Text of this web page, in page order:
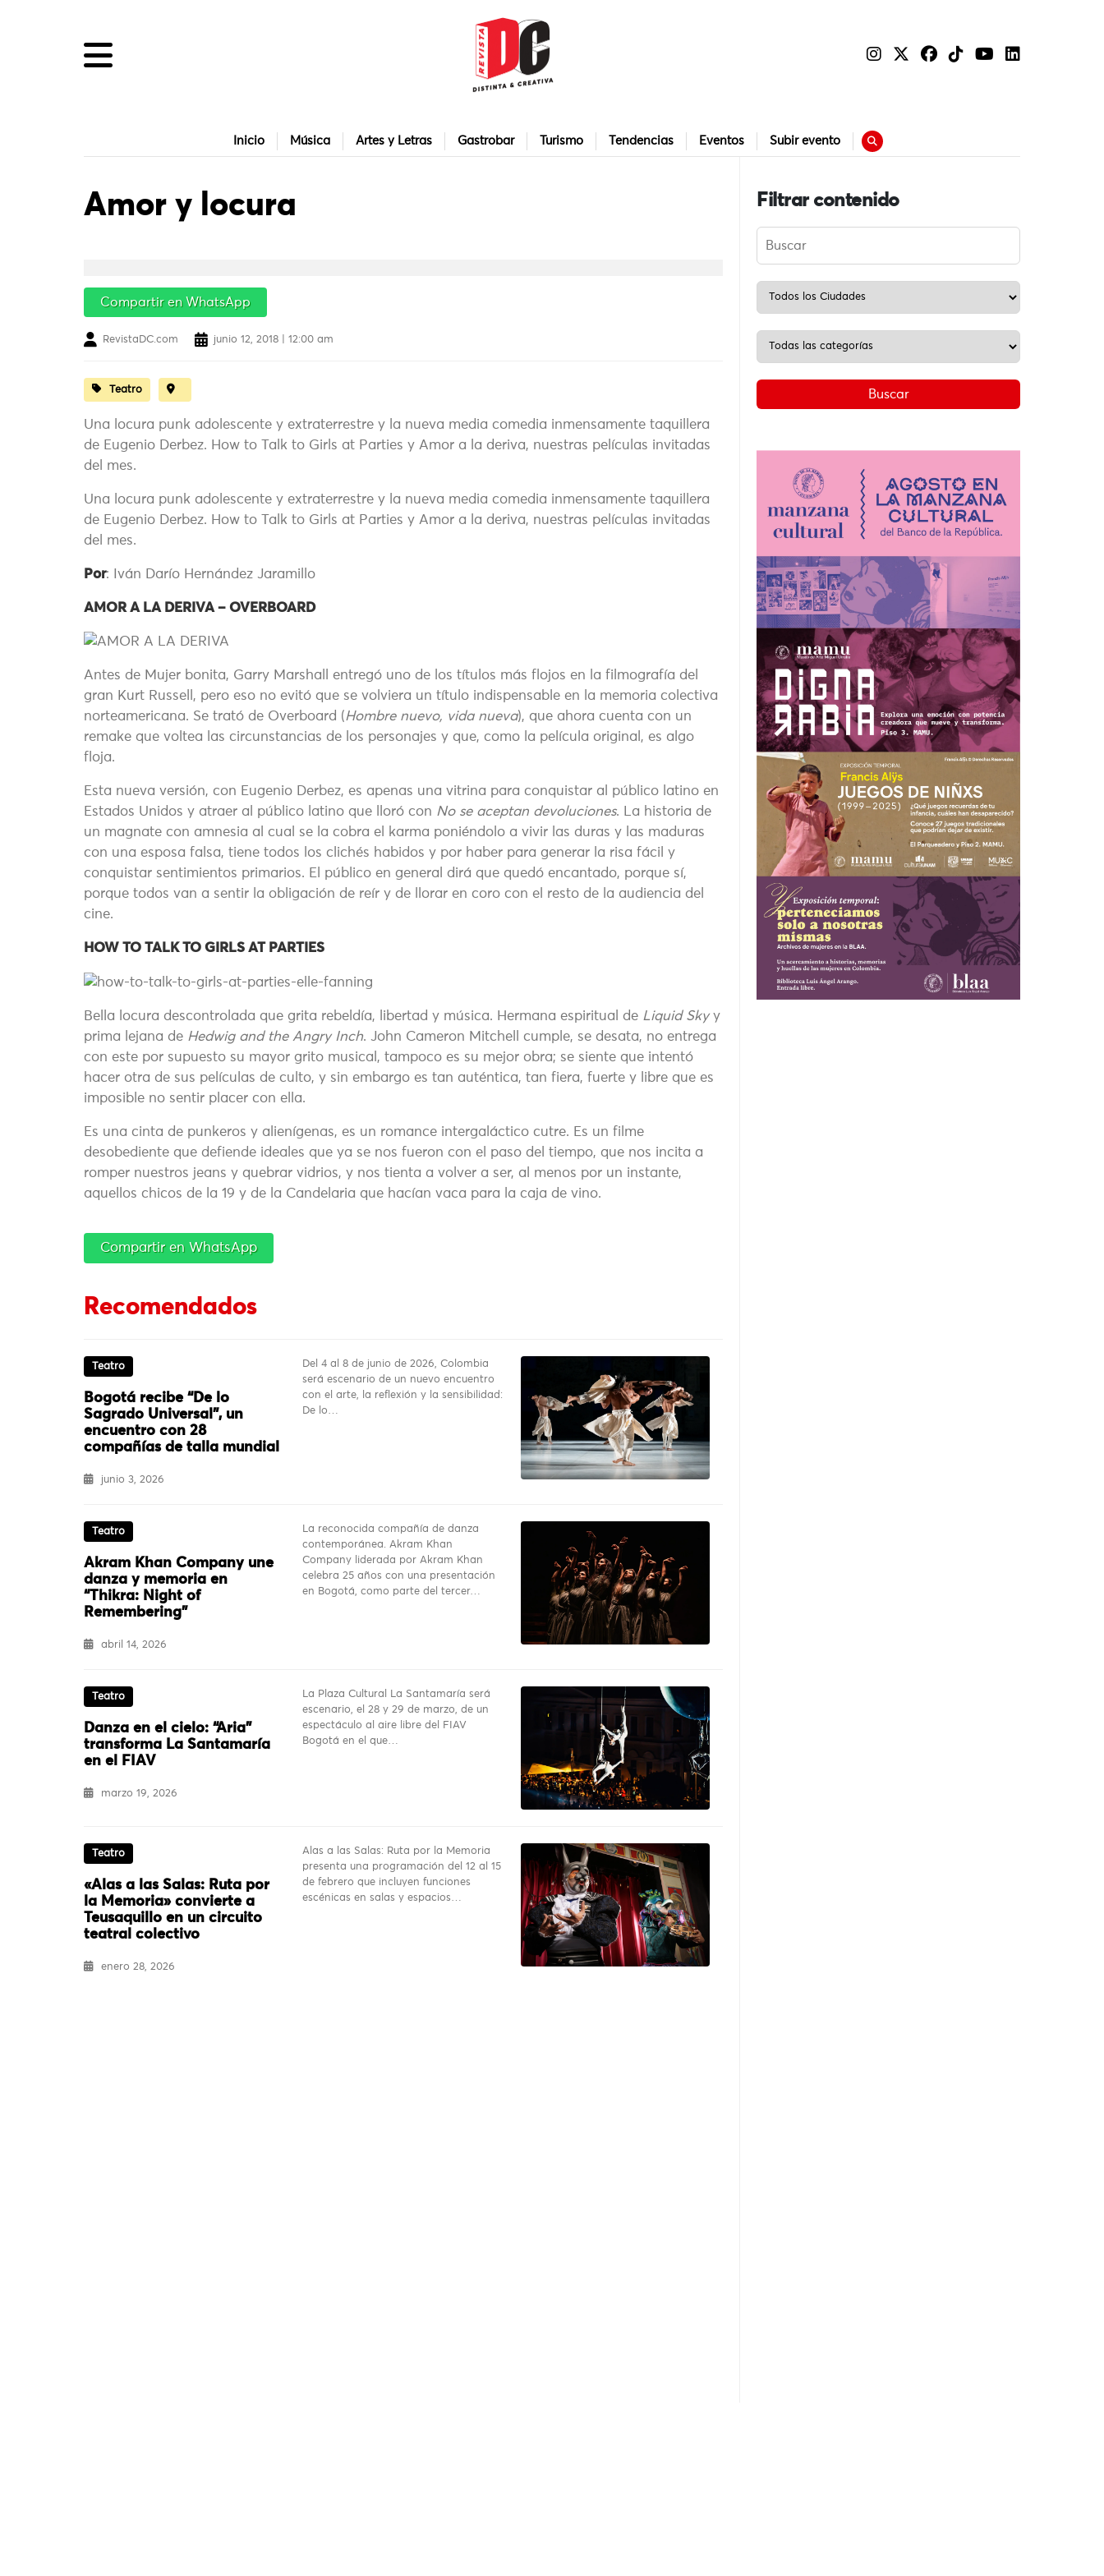
Inicio Música Artes y Letras Gastrobar Turismo Tendencias Eventos Subir evento
Amor y locura
Compartir en WhatsApp
RevistaDC.com junio 12, 2018 | 12:00 am
Teatro
Una locura punk adolescente y extraterrestre y la nueva media comedia inmensamente taquillera
de Eugenio Derbez. How to Talk to Girls at Parties y Amor a la deriva, nuestras películas invitadas
del mes.
Una locura punk adolescente y extraterrestre y la nueva media comedia inmensamente taquillera
de Eugenio Derbez. How to Talk to Girls at Parties y Amor a la deriva, nuestras películas invitadas
del mes.
Por: Iván Darío Hernández Jaramillo
AMOR A LA DERIVA – OVERBOARD
Antes de Mujer bonita, Garry Marshall entregó uno de los títulos más flojos en la filmografía del
gran Kurt Russell, pero eso no evitó que se volviera un título indispensable en la memoria colectiva
norteamericana. Se trató de Overboard (Hombre nuevo, vida nueva), que ahora cuenta con un
remake que voltea las circunstancias de los personajes y que, como la película original, es algo
floja.
Esta nueva versión, con Eugenio Derbez, es apenas una vitrina para conquistar al público latino en
Estados Unidos y atraer al público latino que lloró con No se aceptan devoluciones. La historia de
un magnate con amnesia al cual se la cobra el karma poniéndolo a vivir las duras y las maduras
con una esposa falsa, tiene todos los clichés habidos y por haber para generar la risa fácil y
conquistar sentimientos primarios. El público en general dirá que quedó encantado, porque sí,
porque todos van a sentir la obligación de reír y de llorar en coro con el resto de la audiencia del
cine.
HOW TO TALK TO GIRLS AT PARTIES
Bella locura descontrolada que grita rebeldía, libertad y música. Hermana espiritual de Liquid Skyy
prima lejana de Hedwig and the Angry Inch. John Cameron Mitchell cumple, se desata, no entrega
con este por supuesto su mayor grito musical, tampoco es su mejor obra; se siente que intentó
hacer otra de sus películas de culto, y sin embargo es tan auténtica, tan fiera, fuerte y libre que es
imposible no sentir placer con ella.
Es una cinta de punkeros y alienígenas, es un romance intergaláctico cutre. Es un filme
desobediente que defiende ideales que ya se nos fueron con el paso del tiempo, que nos incita a
romper nuestros jeans y quebrar vidrios, y nos tienta a volver a ser, al menos por un instante,
aquellos chicos de la 19 y de la Candelaria que hacían vaca para la caja de vino.
Compartir en WhatsApp
Recomendados
Teatro
Bogotá recibe “De lo
Sagrado Universal”, un
encuentro con 28
compañías de talla mundial
junio 3, 2026
Del 4 al 8 de junio de 2026, Colombia
será escenario de un nuevo encuentro
con el arte, la reflexión y la sensibilidad:
De lo…
Teatro
Akram Khan Company une
danza y memoria en
“Thikra: Night of
Remembering”
abril 14, 2026
La reconocida compañía de danza
contemporánea. Akram Khan
Company liderada por Akram Khan
celebra 25 años con una presentación
en Bogotá, como parte del tercer…
Teatro
Danza en el cielo: “Aria”
transforma La Santamaría
en el FIAV
marzo 19, 2026
La Plaza Cultural La Santamaría será
escenario, el 28 y 29 de marzo, de un
espectáculo al aire libre del FIAV
Bogotá en el que…
Teatro
«Alas a las Salas: Ruta por
la Memoria» convierte a
Teusaquillo en un circuito
teatral colectivo
enero 28, 2026
Alas a las Salas: Ruta por la Memoria
presenta una programación del 12 al 15
de febrero que incluyen funciones
escénicas en salas y espacios…
Filtrar contenido